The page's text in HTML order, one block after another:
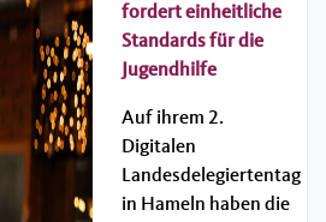
fordert einheitliche
Standards für die
Jugendhilfe
Auf ihrem 2.
Digitalen
Landesdelegiertentag
in Hameln haben die